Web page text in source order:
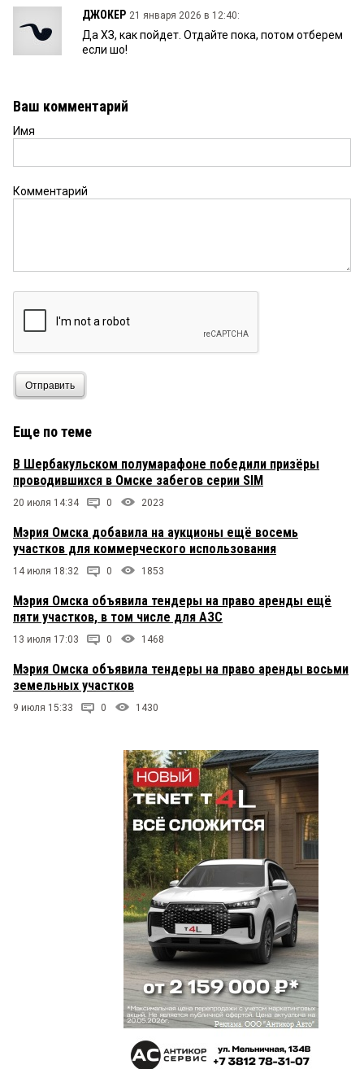
ДЖОКЕР 21 января 2026 в 12:40:
Да ХЗ, как пойдет. Отдайте пока, потом отберем
если шо!
Ваш комментарий
Имя
Комментарий
Отправить
Еще по теме
В Шербакульском полумарафоне победили призёры
проводившихся в Омске забегов серии SIM
20 июля 14:34 0 2023
Мэрия Омска добавила на аукционы ещё восемь
участков для коммерческого использования
14 июля 18:32 0 1853
Мэрия Омска объявила тендеры на право аренды ещё
пяти участков, в том числе для АЗС
13 июля 17:03 0 1468
Мэрия Омска объявила тендеры на право аренды восьми
земельных участков
9 июля 15:33 0 1430